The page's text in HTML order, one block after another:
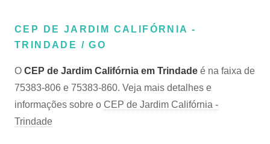
CEP DE JARDIM CALIFÓRNIA -
TRINDADE / GO
O CEP de Jardim Califórnia em Trindade é na faixa de
75383-806 e 75383-860. Veja mais detalhes e
informações sobre o CEP de Jardim Califórnia -
Trindade